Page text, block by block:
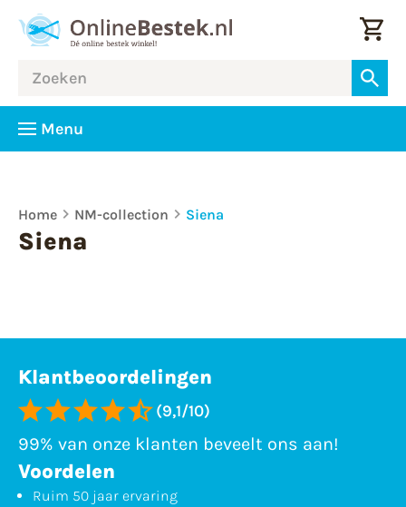
Menu
Home NM-collection Siena
Siena
Klantbeoordelingen
(9,1/10)
99% van onze klanten beveelt ons aan!
Voordelen
Ruim 50 jaar ervaring